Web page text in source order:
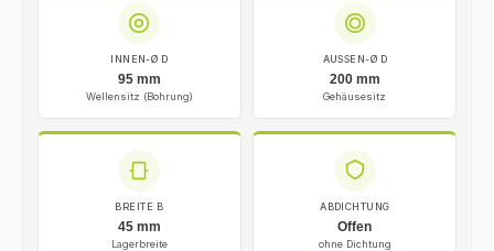
INNEN-Ø D
95 mm
Wellensitz (Bohrung)
AUSSEN-Ø D
200 mm
Gehäusesitz
BREITE B
45 mm
Lagerbreite
ABDICHTUNG
Offen
ohne Dichtung